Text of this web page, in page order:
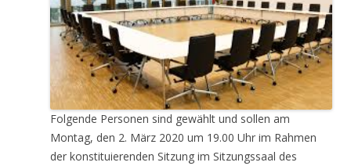
Folgende Personen sind gewählt und sollen am
Montag, den 2. März 2020 um 19.00 Uhr im Rahmen
der konstituierenden Sitzung im Sitzungssaal des